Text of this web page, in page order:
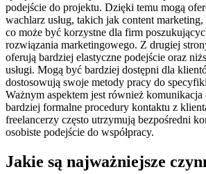
podejście do projektu. Dzięki temu mogą
wachlarz usług, takich jak content
co może być korzystne dla firm
rozwiązania marketingowego. Z drugiej
oferują bardziej elastyczne podejście oraz
usługi. Mogą być bardziej dostępni dla
dostosowują swoje metody pracy do
Ważnym aspektem jest również komunikacja
bardziej formalne procedury kontaktu z
freelancerzy często utrzymują bezpośredni
osobiste podejście do współpracy.
Jakie są najważniejsze